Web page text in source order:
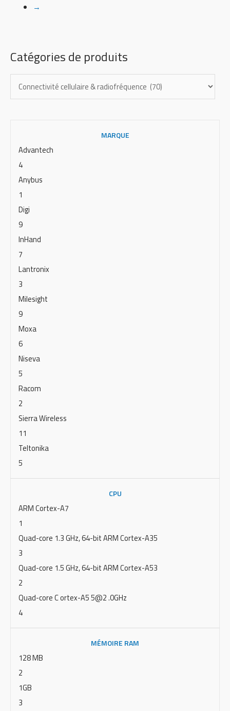
Catégories de produits
MARQUE
Advantech
4
Anybus
1
Digi
9
InHand
7
Lantronix
3
Milesight
9
Moxa
6
Niseva
5
Racom
2
Sierra Wireless
11
Teltonika
5
CPU
ARM Cortex-A7
1
Quad-core 1.3 GHz, 64-bit ARM Cortex-A35
3
Quad-core 1.5 GHz, 64-bit ARM Cortex-A53
2
Quad-core C ortex-A5 5@2 .0GHz
4
MÉMOIRE RAM
128 MB
2
1GB
3
→